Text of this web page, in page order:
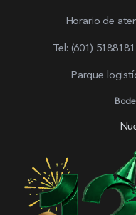
Horario de
Tel: (601)
Parque